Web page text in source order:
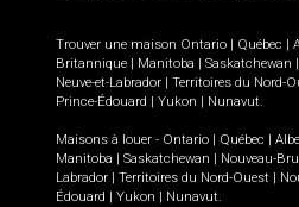
Trouver une maison Ontario Québec
Britannique
Manitoba Saskatchewan
Neuve-et-Labrador
Territoires du Nord-
Prince-Édouard
Yukon Nunavut.
Maisons à louer - Ontario Québec
Manitoba
Saskatchewan Nouveau-
Labrador
Territoires du Nord-Ouest
Édouard
Yukon Nunavut.